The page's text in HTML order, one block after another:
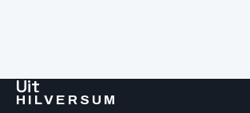
Uit
HILVERSUM